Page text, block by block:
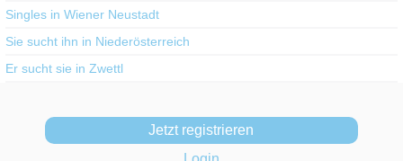
Singles in Wiener Neustadt
Sie sucht ihn in Niederösterreich
Er sucht sie in Zwettl
Jetzt registrieren